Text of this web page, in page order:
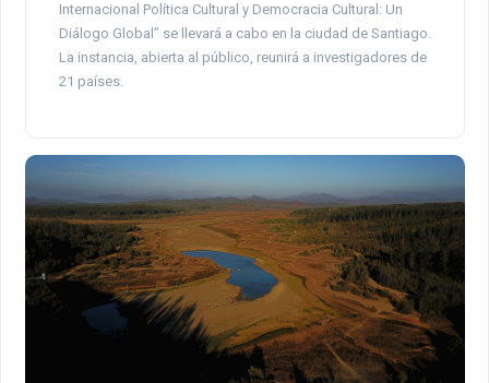
Internacional Política Cultural y Democracia Cultural: Un
Diálogo Global” se llevará a cabo en la ciudad de Santiago.
La instancia, abierta al público, reunirá a investigadores de
21 países.